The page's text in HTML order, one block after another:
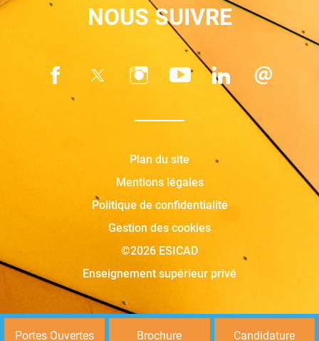
NOUS SUIVRE
Plan du site
Mentions légales
Politique de confidentialité
Gestion des cookies
©2026 ESICAD
Enseignement supérieur privé
Portes Ouvertes Brochure Candidature